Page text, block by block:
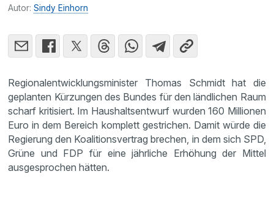
Autor:Sindy Einhorn
Regionalentwicklungsminister Thomas Schmidt hat die
geplanten Kürzungen des Bundes für den ländlichen Raum
scharf kritisiert. Im Haushaltsentwurf wurden 160 Millionen
Euro in dem Bereich komplett gestrichen. Damit würde die
Regierung den Koalitionsvertrag brechen, in dem sich SPD,
Grüne und FDP für eine jährliche Erhöhung der Mittel
ausgesprochen hätten.